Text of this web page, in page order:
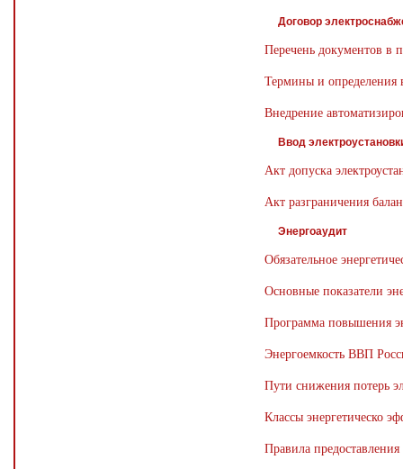
Договор
Перечень документов в
Термины и определения
Внедрение
Ввод
Акт допуска
Акт разграничения
Энергоаудит
Обязательное
Основные показатели
Программа повышения
Энергоемкость ВВП
Пути снижения потерь
Классы энергетическо
Правила